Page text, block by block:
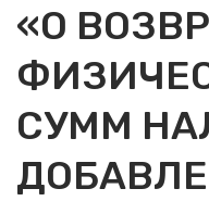
«О
СУММ